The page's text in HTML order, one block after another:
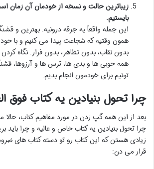
زیباترین حالت و نسخه از خودمان آن زمان
بایستیم.
این جمله واقعاً یه جرقه درونیه. بهترین و
همون وقتیه که شجاعت پیدا می کنیم و با
بدون نقاب، بدون تظاهر، بدون فرار. نگاه
همه خوبی ها و بدی ها، ترس ها و آرزوها،
تونیم برای خودمون انجام بدیم.
چرا تحول بنیادین یه کتاب فوق
بعد از این همه گپ زدن در مورد مفاهیم کتاب، حالا
چرا تحول بنیادین یه کتاب خاص و عالیه و چرا باید
زیادی هستن که این کتاب رو تو دسته کتاب های
قرار می دن: